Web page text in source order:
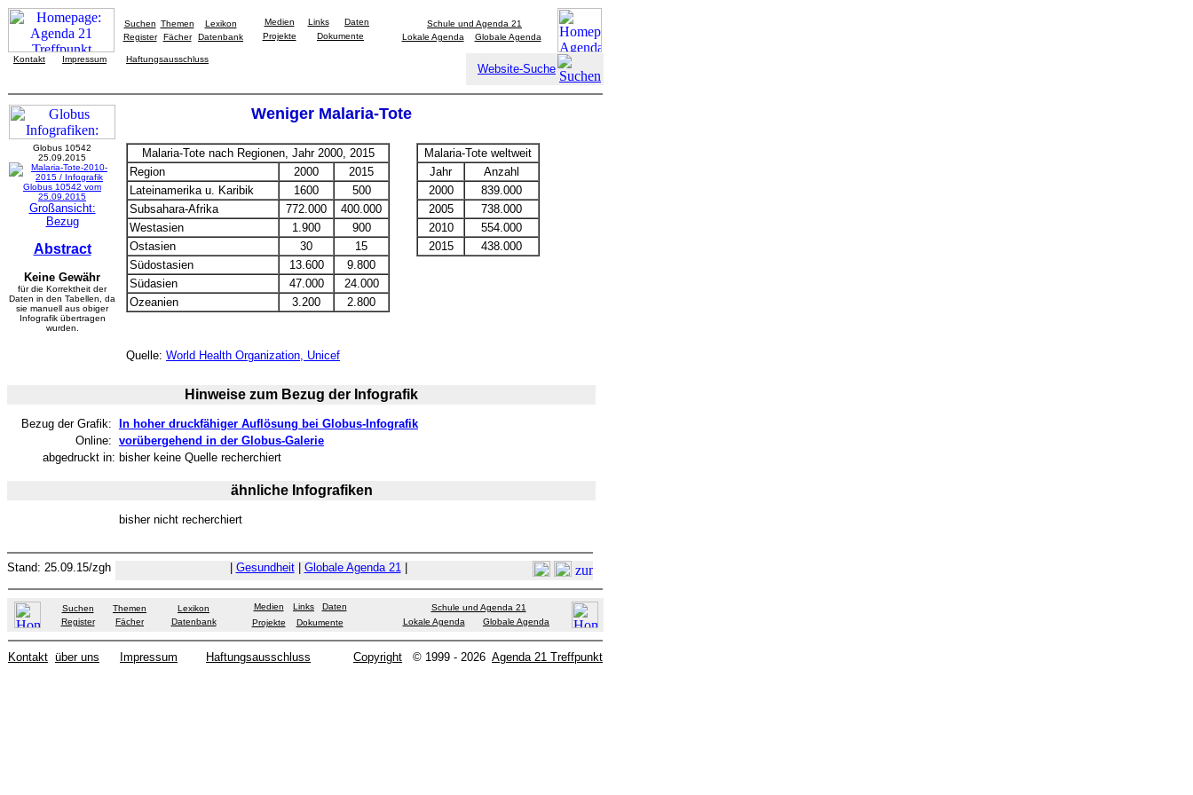
Suchen Themen
Lexikon
Register
Fächer Datenbank
Medien Links
Daten
Projekte
Dokumente
Schule und Agenda 21
Lokale Agenda
Globale Agenda
Kontakt Impressum Haftungsausschluss
Website-Suche
Weniger Malaria-Tote
Globus 10542
25.09.2015
Großansicht:
Bezug
Abstract
Keine Gewähr
für die Korrektheit der
Daten in den Tabellen, da
sie manuell aus obiger
Infografik übertragen
wurden.
Malaria-Tote nach Regionen, Jahr 2000, 2015
Region
2000
2015
Lateinamerika u. Karibik
1600
500
Subsahara-Afrika
772.000
400.000
Westasien
1.900
900
Ostasien
30
15
Südostasien
13.600
9.800
Südasien
47.000
24.000
Ozeanien
3.200 2.800
Malaria-Tote weltweit
Jahr
Anzahl
2000
839.000
2005
738.000
2010
554.000
2015
438.000
Quelle: World Health Organization, Unicef
Hinweise zum Bezug der Infografik
Bezug der Grafik:
In hoher druckfähiger Auflösung bei Globus-Infografik
Online: vorübergehend in der Globus-Galerie
abgedruckt in: bisher keine Quelle recherchiert
ähnliche Infografiken
bisher nicht recherchiert
Stand: 25.09.15/zgh Gesundheit| Globale Agenda 21|
Suchen Themen
Lexikon
Register
Fächer Datenbank
Medien Links
Daten
Projekte
Dokumente
Schule und Agenda 21
Lokale Agenda
Globale Agenda
Kontakt über uns Impressum Haftungsausschluss Copyright © 1999 - 2026 Agenda 21 Treffpunkt